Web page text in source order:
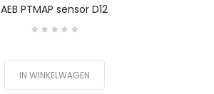
AEB PTMAP sensor D12
IN WINKELWAGEN